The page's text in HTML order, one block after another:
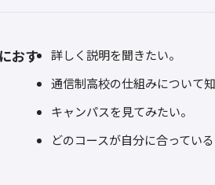
おす
詳しく説明を聞きたい。
通信制高校の仕組みについて知
キャンパスを見てみたい。
どのコースが自分に合っている